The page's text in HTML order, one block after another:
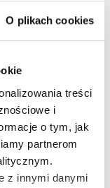
O plikach cookies
treści
i
o tym, jak
partnerom
z innymi danymi